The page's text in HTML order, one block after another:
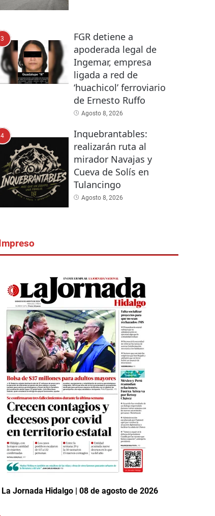
3
FGR detiene a
apoderada legal de
Ingemar, empresa
ligada a red de
‘huachicol’ ferroviario
de Ernesto Ruffo
Agosto 8, 2026
4
Inquebrantables:
realizarán ruta al
mirador Navajas y
Cueva de Solís en
Tulancingo
Agosto 8, 2026
Impreso
La Jornada Hidalgo | 08 de agosto de 2026